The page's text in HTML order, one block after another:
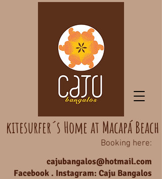
kitesurfer´s Home at Macapá Beach
Booking here:
cajubangalos@hotmail.com
Facebook . Instagram: Caju Bangalos